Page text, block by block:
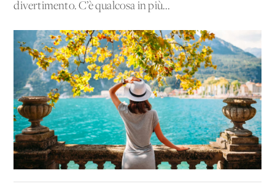
divertimento. C’è qualcosa in più...